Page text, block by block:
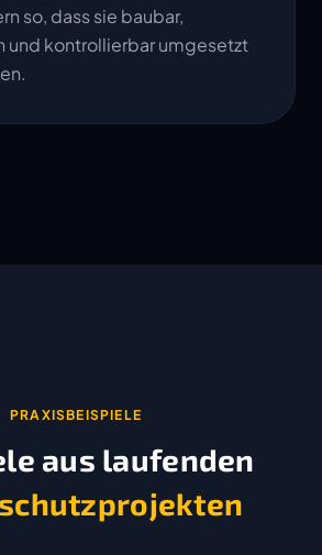
so, dass sie baubar,
und kontrollierbar umgesetzt
PRAXISBEISPIELE
aus laufenden